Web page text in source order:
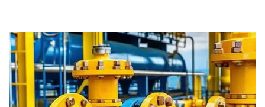
场合，同心大小头则可能更为适宜。